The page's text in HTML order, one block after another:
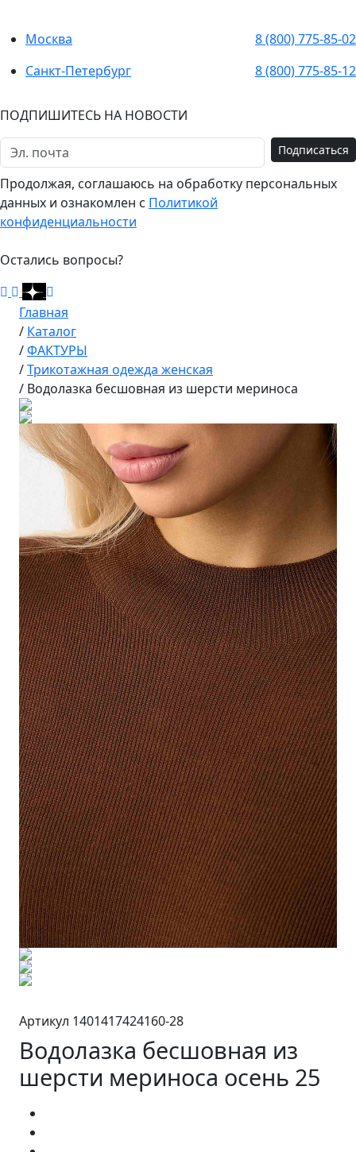
Москва
8 (800) 775-85-02
Санкт-Петербург
8 (800) 775-85-12
ПОДПИШИТЕСЬ НА НОВОСТИ
Подписаться
Продолжая, соглашаюсь на обработку персональных
данных и ознакомлен с Политикой
конфиденциальности
Остались вопросы?
Главная
/ Каталог
/ФАКТУРЫ
/Трикотажная одежда женская
/ Водолазка бесшовная из шерсти мериноса
Артикул 1401417424160-28
Водолазка бесшовная из
шерсти мериноса осень 25